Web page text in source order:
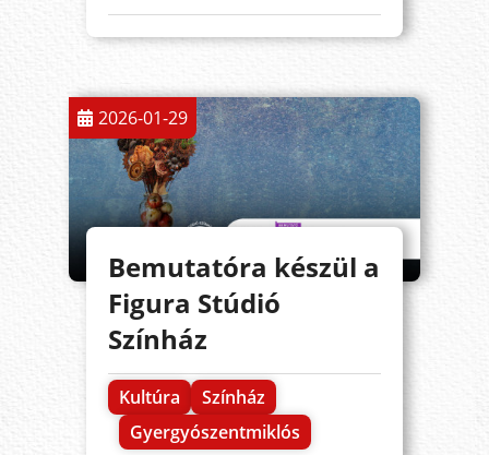
2026-01-29
Bemutatóra készül a
Figura Stúdió
Színház
Kultúra
Színház
Gyergyószentmiklós